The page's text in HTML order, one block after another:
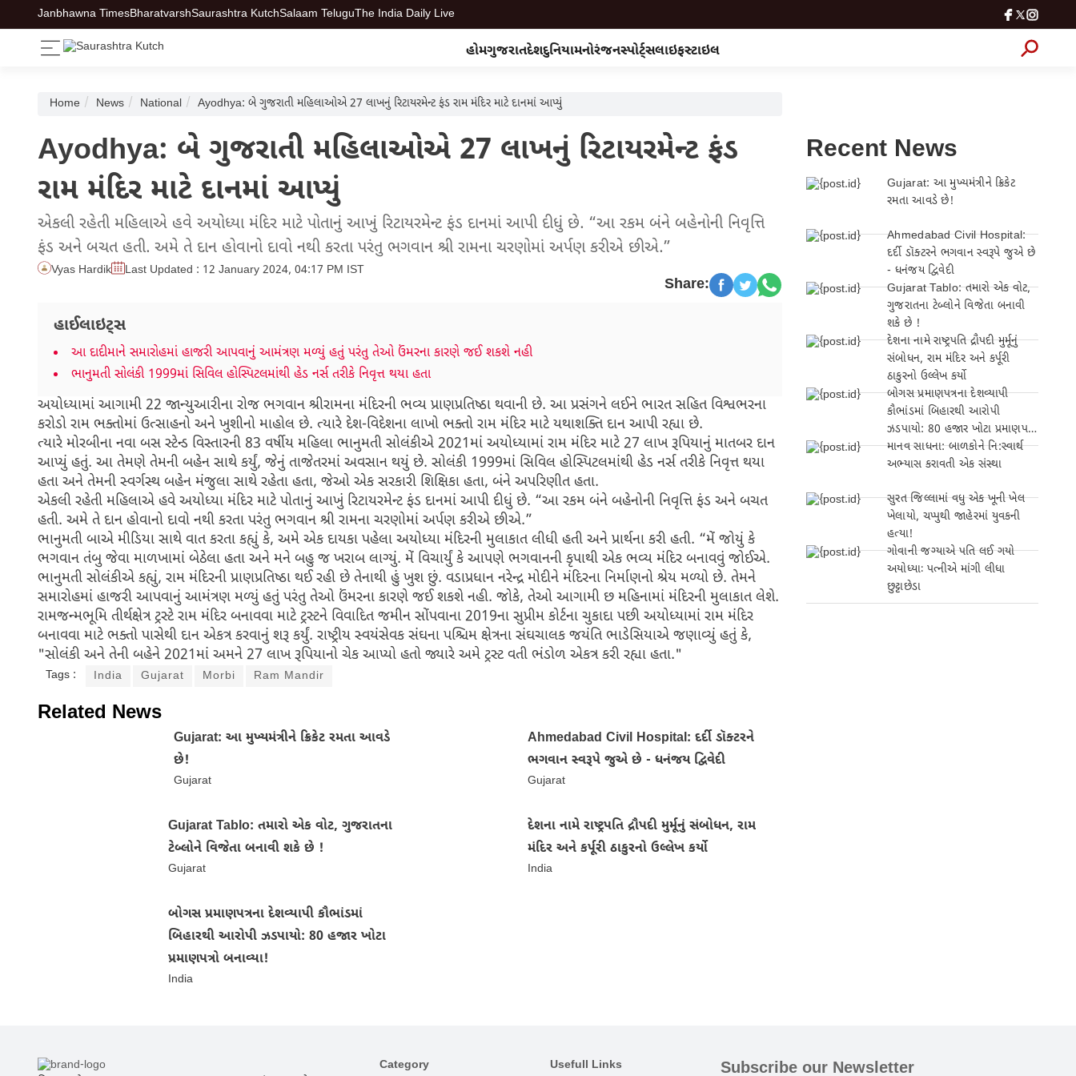
Janbhawna TimesBharatvarshSaurashtra KutchSalaam TeluguThe India Daily Live
હોમગુજરાતદેશદુનિયામનોરંજનસ્પોર્ટ્સલાઇફસ્ટાઇલ
Home News National Ayodhya: બે ગુજરાતી મહિલાઓએ 27 લાખનું રિટાયરમેન્ટ ફંડ રામ મંદિર માટે દાનમાં આપ્યું
Ayodhya: બે ગુજરાતી મહિલાઓએ 27 લાખનું રિટાયરમેન્ટ ફંડ
રામ મંદિર માટે દાનમાં આપ્યું
એકલી રહેતી મહિલાએ હવે અયોધ્યા મંદિર માટે પોતાનું આખું રિટાયરમેન્ટ ફંડ દાનમાં આપી દીધું છે. “આ રકમ બંને બહેનોની નિવૃત્તિ
ફંડ અને બચત હતી. અમે તે દાન હોવાનો દાવો નથી કરતા પરંતુ ભગવાન શ્રી રામના ચરણોમાં અર્પણ કરીએ છીએ.”
Vyas Hardik Last Updated : 12 January 2024, 04:17 PM IST
Share:
હાઈલાઇટ્સ
આ દાદીમાને સમારોહમાં હાજરી આપવાનું આમંત્રણ મળ્યું હતું પરંતુ તેઓ ઉંમરના કારણે જઈ શકશે નહી
ભાનુમતી સોલંકી 1999માં સિવિલ હોસ્પિટલમાંથી હેડ નર્સ તરીકે નિવૃત્ત થયા હતા
અયોધ્યામાં આગામી 22 જાન્યુઆરીના રોજ ભગવાન શ્રીરામના મંદિરની ભવ્ય પ્રાણપ્રતિષ્ઠા થવાની છે. આ પ્રસંગને લઈને ભારત સહિત વિશ્વભરના
કરોડો રામ ભક્તોમાં ઉત્સાહનો અને ખુશીનો માહોલ છે. ત્યારે દેશ-વિદેશના લાખો ભક્તો રામ મંદિર માટે યથાશક્તિ દાન આપી રહ્યા છે.
ત્યારે મોરબીના નવા બસ સ્ટેન્ડ વિસ્તારની 83 વર્ષીય મહિલા ભાનુમતી સોલંકીએ 2021માં અયોધ્યામાં રામ મંદિર માટે 27 લાખ રૂપિયાનું માતબર દાન
આપ્યું હતું. આ તેમણે તેમની બહેન સાથે કર્યું, જેનું તાજેતરમાં અવસાન થયું છે. સોલંકી 1999માં સિવિલ હોસ્પિટલમાંથી હેડ નર્સ તરીકે નિવૃત્ત થયા
હતા અને તેમની સ્વર્ગસ્થ બહેન મંજુલા સાથે રહેતા હતા, જેઓ એક સરકારી શિક્ષિકા હતા, બંને અપરિણીત હતા.
એકલી રહેતી મહિલાએ હવે અયોધ્યા મંદિર માટે પોતાનું આખું રિટાયરમેન્ટ ફંડ દાનમાં આપી દીધું છે. “આ રકમ બંને બહેનોની નિવૃત્તિ ફંડ અને બચત
હતી. અમે તે દાન હોવાનો દાવો નથી કરતા પરંતુ ભગવાન શ્રી રામના ચરણોમાં અર્પણ કરીએ છીએ.”
ભાનુમતી બાએ મીડિયા સાથે વાત કરતા કહ્યું કે, અમે એક દાયકા પહેલા અયોધ્યા મંદિરની મુલાકાત લીધી હતી અને પ્રાર્થના કરી હતી. “મેં જોયું કે
ભગવાન તંબુ જેવા માળખામાં બેઠેલા હતા અને મને બહુ જ ખરાબ લાગ્યું. મેં વિચાર્યું કે આપણે ભગવાનની કૃપાથી એક ભવ્ય મંદિર બનાવવું જોઈએ.
ભાનુમતી સોલંકીએ કહ્યું, રામ મંદિરની પ્રાણપ્રતિષ્ઠા થઈ રહી છે તેનાથી હું ખુશ છું. વડાપ્રધાન નરેન્દ્ર મોદીને મંદિરના નિર્માણનો શ્રેય મળ્યો છે. તેમને
સમારોહમાં હાજરી આપવાનું આમંત્રણ મળ્યું હતું પરંતુ તેઓ ઉંમરના કારણે જઈ શકશે નહી. જોકે, તેઓ આગામી છ મહિનામાં મંદિરની મુલાકાત લેશે.
રામજન્મભૂમિ તીર્થક્ષેત્ર ટ્રસ્ટે રામ મંદિર બનાવવા માટે ટ્રસ્ટને વિવાદિત જમીન સોંપવાના 2019ના સુપ્રીમ કોર્ટના ચુકાદા પછી અયોધ્યામાં રામ મંદિર
બનાવવા માટે ભક્તો પાસેથી દાન એકત્ર કરવાનું શરૂ કર્યું. રાષ્ટ્રીય સ્વયંસેવક સંઘના પશ્ચિમ ક્ષેત્રના સંઘચાલક જયંતિ ભાડેસિયાએ જણાવ્યું હતું કે,
"સોલંકી અને તેની બહેને 2021માં અમને 27 લાખ રૂપિયાનો ચેક આપ્યો હતો જ્યારે અમે ટ્રસ્ટ વતી ભંડોળ એકત્ર કરી રહ્યા હતા."
Tags : India Gujarat Morbi Ram Mandir
Related News
Gujarat: આ મુખ્યમંત્રીને ક્રિકેટ રમતા આવડે
છે!
Gujarat
Ahmedabad Civil Hospital: દર્દી ડૉક્ટરને
ભગવાન સ્વરૂપે જુએ છે - ધનંજય દ્વિવેદી
Gujarat
Gujarat Tablo: તમારો એક વોટ, ગુજરાતના
ટેબ્લોને વિજેતા બનાવી શકે છે !
Gujarat
દેશના નામે રાષ્ટ્રપતિ દ્રૌપદી મુર્મૂનું સંબોધન, રામ
મંદિર અને કર્પૂરી ઠાકુરનો ઉલ્લેખ કર્યો
India
બોગસ પ્રમાણપત્રના દેશવ્યાપી કૌભાંડમાં
બિહારથી આરોપી ઝડપાયો: 80 હજાર ખોટા
પ્રમાણપત્રો બનાવ્યા!
India
Recent News
Gujarat: આ મુખ્યમંત્રીને ક્રિકેટ
રમતા આવડે છે!
Ahmedabad Civil Hospital:
દર્દી ડૉક્ટરને ભગવાન સ્વરૂપે જુએ છે
- ધનંજય દ્વિવેદી
Gujarat Tablo: તમારો એક વોટ,
ગુજરાતના ટેબ્લોને વિજેતા બનાવી
શકે છે !
દેશના નામે રાષ્ટ્રપતિ દ્રૌપદી મુર્મૂનું
સંબોધન, રામ મંદિર અને કર્પૂરી
ઠાકુરનો ઉલ્લેખ કર્યો
બોગસ પ્રમાણપત્રના દેશવ્યાપી
કૌભાંડમાં બિહારથી આરોપી
ઝડપાયો: 80 હજાર ખોટા પ્રમાણપત્રો
બનાવ્યા!
માનવ સાધના: બાળકોને નિ:સ્વાર્થ
અભ્યાસ કરાવતી એક સંસ્થા
સુરત જિલ્લામાં વધુ એક ખૂની ખેલ
ખેલાયો, ચપ્પુથી જાહેરમાં યુવકની
હત્યા!
ગોવાની જગ્યાએ પતિ લઈ ગયો
અયોધ્યાઃ પત્નીએ માંગી લીધા
છુટ્ટાછેડા
Category
Usefull Links
Subscribe our Newsletter